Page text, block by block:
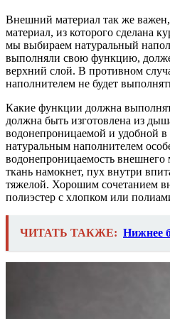
Внешний материал так же
материал, из которого сделана
мы выбираем натуральный
выполняли свою функцию,
верхний слой. В противном
наполнителем не будет
Какие функции должна
должна быть изготовлена ​​из
водонепроницаемой и удобной
натуральным наполнителем
водонепроницаемость внешнего
ткань намокнет, пух внутри
тяжелой. Хорошим сочетанием
полиэстер с хлопком или
ЧИТАТЬ ТАКЖЕ: Нижнее